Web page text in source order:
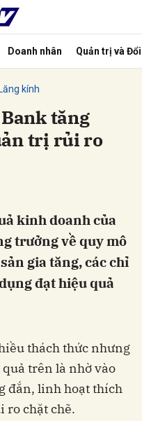
Doanh nhân Quản trị và
Lăng kính
tăng
trị rủi ro
kinh doanh của
trưởng về quy mô
gia tăng, các chỉ
đạt hiệu quả
thách thức nhưng
trên là nhờ vào
đắn, linh hoạt thích
ro chặt chẽ.
Hủy